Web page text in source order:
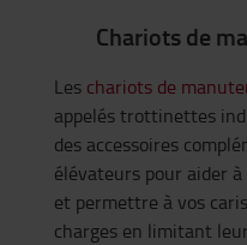
Chariots de
Les chariots de
appelés trottinettes
des accessoires
élévateurs pour aider
et permettre à vos
charges en limitant